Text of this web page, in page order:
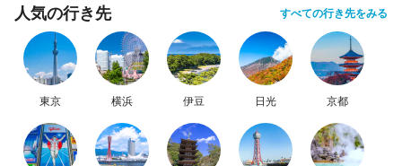
人気の行き先 すべての行き先をみる
東京 横浜 伊豆 日光 京都